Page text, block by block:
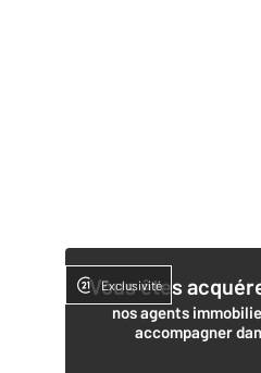
Vous êtes
nos agents
accompagner
Exclusivité